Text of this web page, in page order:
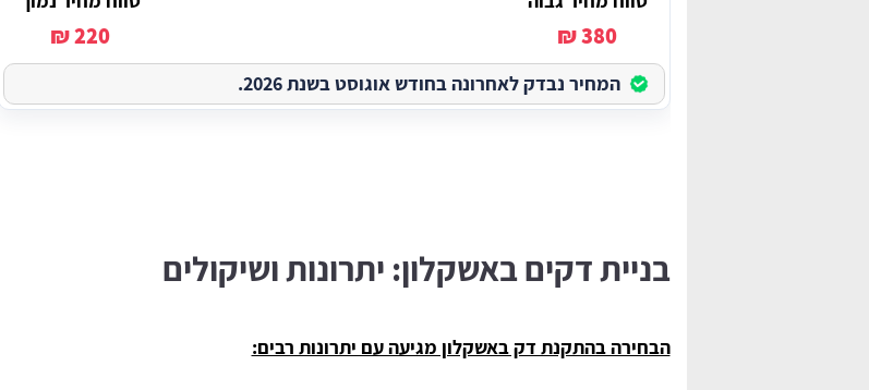
380 ₪
220 ₪
המחיר נבדק לאחרונה בחודש אוגוסט בשנת 2026.
בניית דקים באשקלון: יתרונות ושיקולים
הבחירה בהתקנת דק באשקלון מגיעה עם יתרונות רבים: